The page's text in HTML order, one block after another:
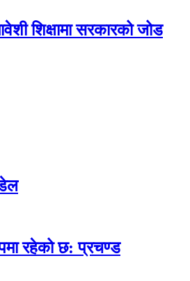
शिक्षामा सरकारको जोड
रहेको छ: प्रचण्ड